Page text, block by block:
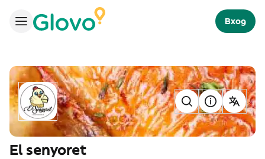
Вход
El senyoret